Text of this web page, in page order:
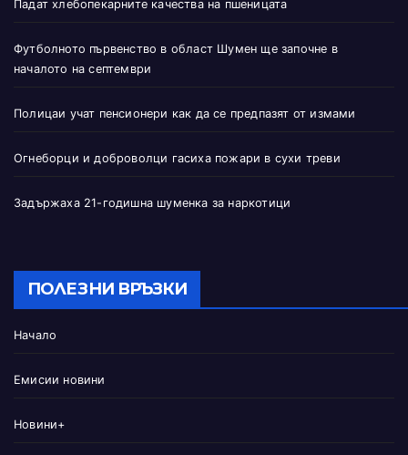
Падат хлебопекарните качества на пшеницата
Футболното първенство в област Шумен ще започне в
началото на септември
Полицаи учат пенсионери как да се предпазят от измами
Огнеборци и доброволци гасиха пожари в сухи треви
Задържаха 21-годишна шуменка за наркотици
ПОЛЕЗНИ ВРЪЗКИ
Начало
Емисии новини
Новини+